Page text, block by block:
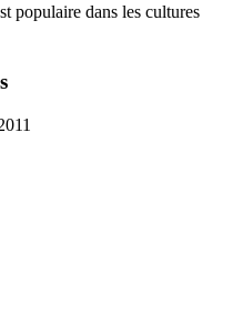
populaire dans les cultures